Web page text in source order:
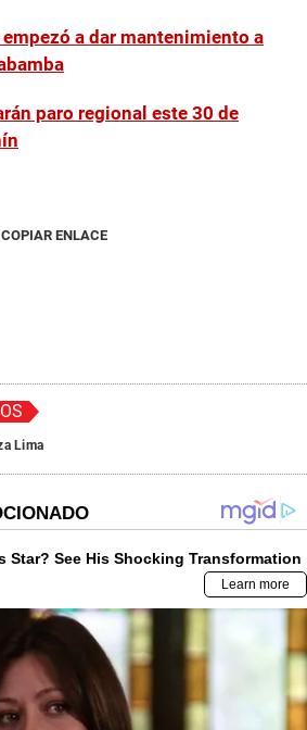
empezó a dar mantenimiento a
paro regional este 30 de
COPIAR ENLACE
Lima